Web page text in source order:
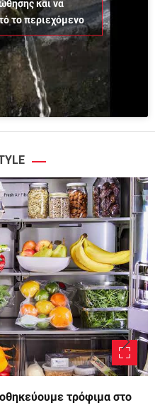
και να
το περιεχόμενο
τρόφιμα στο